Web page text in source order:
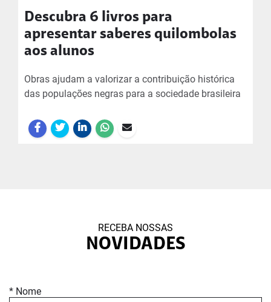
Descubra 6 livros para
apresentar saberes quilombolas
aos alunos
Obras ajudam a valorizar a contribuição histórica
das populações negras para a sociedade brasileira
RECEBA NOSSAS
NOVIDADES
* Nome